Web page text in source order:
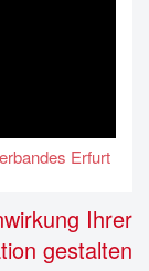
Erfurt
Ihrer
gestalten